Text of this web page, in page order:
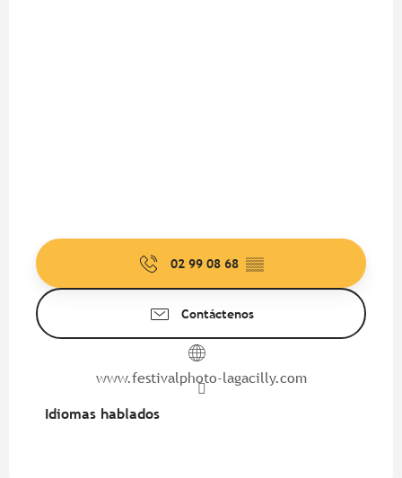
02 99 08 68 ▒▒
Contáctenos
www.festivalphoto-lagacilly.com
Idiomas hablados
Idiomas hablados